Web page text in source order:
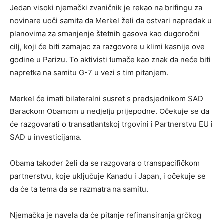
Jedan visoki njemački zvaničnik je rekao na brifingu za
novinare uoči samita da Merkel želi da ostvari napredak u
planovima za smanjenje štetnih gasova kao dugoročni
cilj, koji će biti zamajac za razgovore u klimi kasnije ove
godine u Parizu. To aktivisti tumače kao znak da neće biti
napretka na samitu G-7 u vezi s tim pitanjem.
Merkel će imati bilateralni susret s predsjednikom SAD
Barackom Obamom u nedjelju prijepodne. Očekuje se da
će razgovarati o transatlantskoj trgovini i Partnerstvu EU i
SAD u investicijama.
Obama također želi da se razgovara o transpacifičkom
partnerstvu, koje uključuje Kanadu i Japan, i očekuje se
da će ta tema da se razmatra na samitu.
Njemačka je navela da će pitanje refinansiranja grčkog